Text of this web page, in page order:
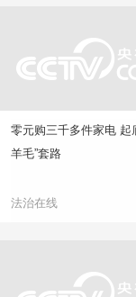
零元购三千多件家电 起
羊毛”套路
法治在线